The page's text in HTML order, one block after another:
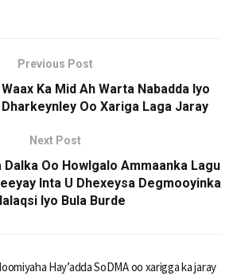
Previous Post
Ka Mid Ah Warta Nabadda Iyo
Oo Xariga Laga Jaray
Next Post
Dalka Oo Howlgalo Ammaanka Lagu
Inta U Dhexeysa Degmooyinka
Iyo Bula Burde
Hay’adda SoDMA oo xarigga ka jaray